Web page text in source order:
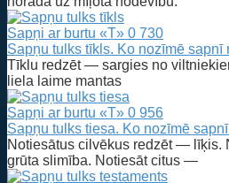
Sapņi ar burtu «T» 0 730
Sapņu tulks tīkls. Ko nozīmē sapnī
Tīklu redzēt — sargies no
liela laime mantas
Sapņi ar burtu «T» 0 956
Sapņu tulks tiesa. Ko nozīmē
Notiesātus cilvēkus redzēt — līķis.
grūta slimība. Notiesāt citus —